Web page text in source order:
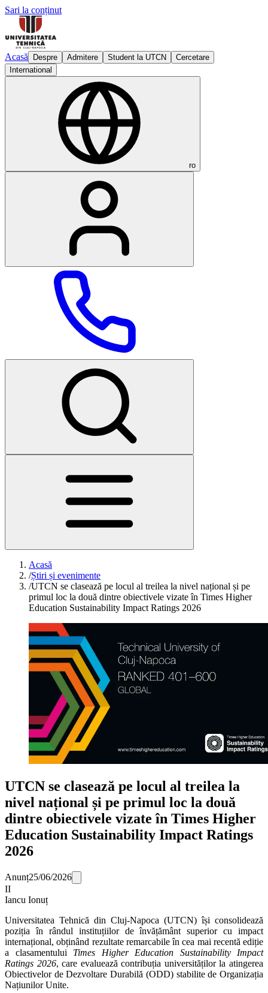
Sari la conținut
Acasă Despre Admitere Student la UTCN
Cercetare
International
ro
Acasă
/Știri și evenimente
/UTCN se clasează pe locul al treilea la nivel național și pe
primul loc la două dintre obiectivele vizate în Times Higher
Education Sustainability Impact Ratings 2026
UTCN se clasează pe locul al treilea la
nivel național și pe primul loc la două
dintre obiectivele vizate în Times Higher
Education Sustainability Impact Ratings
2026
Anunț25/06/2026
II
Iancu Ionuț
Universitatea Tehnică din Cluj-Napoca (UTCN) își consolidează
poziția în rândul instituțiilor de învățământ superior cu impact
internațional, obținând rezultate remarcabile în cea mai recentă ediție
a clasamentului Times Higher Education Sustainability Impact
Ratings 2026, care evaluează contribuția universităților la atingerea
Obiectivelor de Dezvoltare Durabilă (ODD) stabilite de Organizația
Națiunilor Unite.